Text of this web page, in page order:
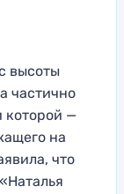
высоты
частично
которой —
на
что